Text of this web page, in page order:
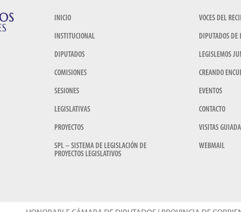
INICIO
INSTITUCIONAL
DIPUTADOS
COMISIONES
SESIONES
LEGISLATIVAS
PROYECTOS
SPL – SISTEMA DE LEGISLACIÓN DE
PROYECTOS LEGISLATIVOS
VOCES DEL
DIPUTADOS DE
LEGISLEMOS
CREANDO
EVENTOS
CONTACTO
VISITAS
WEBMAIL